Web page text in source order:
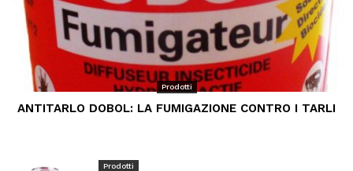
Prodotti
ANTITARLO DOBOL: LA FUMIGAZIONE CONTRO I TARLI
Prodotti